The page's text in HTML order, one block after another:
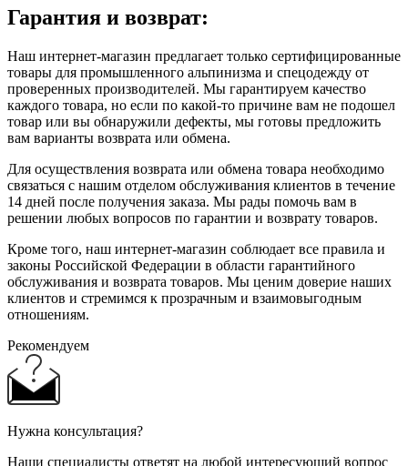
Гарантия и возврат:
Наш интернет-магазин предлагает только сертифицированные
товары для промышленного альпинизма и спецодежду от
проверенных производителей. Мы гарантируем качество
каждого товара, но если по какой-то причине вам не подошел
товар или вы обнаружили дефекты, мы готовы предложить
вам варианты возврата или обмена.
Для осуществления возврата или обмена товара необходимо
связаться с нашим отделом обслуживания клиентов в течение
14 дней после получения заказа. Мы рады помочь вам в
решении любых вопросов по гарантии и возврату товаров.
Кроме того, наш интернет-магазин соблюдает все правила и
законы Российской Федерации в области гарантийного
обслуживания и возврата товаров. Мы ценим доверие наших
клиентов и стремимся к прозрачным и взаимовыгодным
отношениям.
Рекомендуем
Нужна консультация?
Наши специалисты ответят на любой интересующий вопрос